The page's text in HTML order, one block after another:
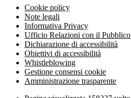
Cookie policy
Note legali
Informativa Privacy
Ufficio Relazioni con il Pubblico
Dichiarazione di accessibilità
Obiettivi di accessibilità
Whistleblowing
Gestione consensi cookie
Amministrazione trasparente